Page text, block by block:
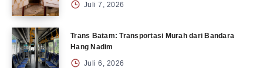
Juli 7, 2026
Trans Batam: Transportasi Murah dari Bandara
Hang Nadim
Juli 6, 2026